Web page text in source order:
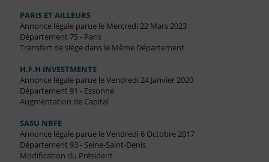
PARIS ET AILLEURS
Annonce légale parue le Mercredi 22 Mars 2023
Département 75 - Paris
Transfert de siège dans le Même Département
H.F.H INVESTMENTS
Annonce légale parue le Vendredi 24 Janvier 2020
Département 91 - Essonne
Augmentation de Capital
SASU NBFE
Annonce légale parue le Vendredi 6 Octobre 2017
Département 93 - Seine-Saint-Denis
Modification du Président